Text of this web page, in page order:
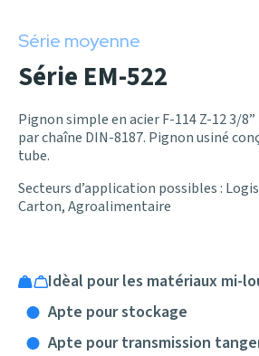
Série moyenne
Série EM-522
Pignon simple en acier F-114 Z-12 3/
par chaîne DIN-8187. Pignon usiné
tube.
Secteurs d’application possibles :
Carton, Agroalimentaire
Idèal pour les matériaux mi-
Apte pour stockage
Apte pour transmission